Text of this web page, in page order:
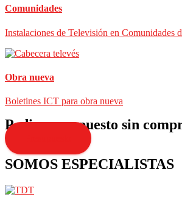
Comunidades
Instalaciones de Televisión en Comunidades
Obra nueva
Boletines ICT para obra nueva
Pedir presupuesto sin
SOMOS ESPECIALISTAS